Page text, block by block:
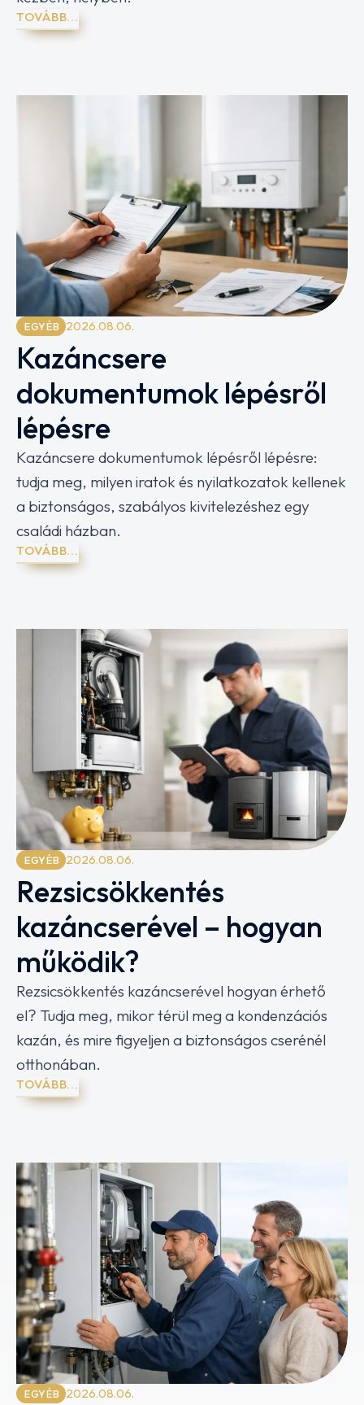
TOVÁBB...
EGYÉB 2026.08.06.
Kazáncsere
dokumentumok lépésről
lépésre
Kazáncsere dokumentumok lépésről lépésre:
tudja meg, milyen iratok és nyilatkozatok kellenek
a biztonságos, szabályos kivitelezéshez egy
családi házban.
TOVÁBB...
EGYÉB 2026.08.06.
Rezsicsökkentés
kazáncserével – hogyan
működik?
Rezsicsökkentés kazáncserével hogyan érhető
el? Tudja meg, mikor térül meg a kondenzációs
kazán, és mire figyeljen a biztonságos cserénél
otthonában.
TOVÁBB...
EGYÉB 2026.08.06.